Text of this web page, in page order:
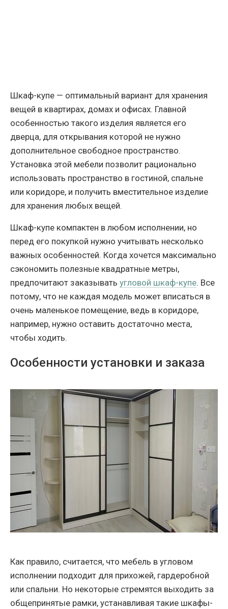
Шкаф-купе — оптимальный вариант для хранения
вещей в квартирах, домах и офисах. Главной
особенностью такого изделия является его
дверца, для открывания которой не нужно
дополнительное свободное пространство.
Установка этой мебели позволит рационально
использовать пространство в гостиной, спальне
или коридоре, и получить вместительное изделие
для хранения любых вещей.
Шкаф-купе компактен в любом исполнении, но
перед его покупкой нужно учитывать несколько
важных особенностей. Когда хочется максимально
сэкономить полезные квадратные метры,
предпочитают заказывать угловой шкаф-купе. Все
потому, что не каждая модель может вписаться в
очень маленькое помещение, ведь в коридоре,
например, нужно оставить достаточно места,
чтобы ходить.
Особенности установки и заказа
Как правило, считается, что мебель в угловом
исполнении подходит для прихожей, гардеробной
или спальни. Но некоторые стремятся выходить за
общепринятые рамки, устанавливая такие шкафы-